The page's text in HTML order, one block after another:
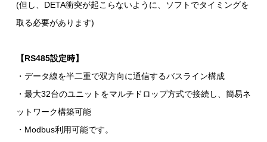
(但し、DETA衝突が起こらないように、ソフトでタイミングを
取る必要があります)
【RS485設定時】
・データ線を半二重で双方向に通信するバスライン構成
・最大32台のユニットをマルチドロップ方式で接続し、簡易ネ
ットワーク構築可能
・Modbus利用可能です。